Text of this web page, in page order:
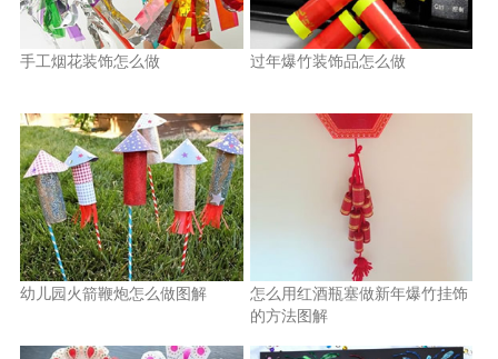
手工烟花装饰怎么做 过年爆竹装饰品怎么做
幼儿园火箭鞭炮怎么做图解
怎么用红酒瓶塞做新年爆竹挂饰
的方法图解